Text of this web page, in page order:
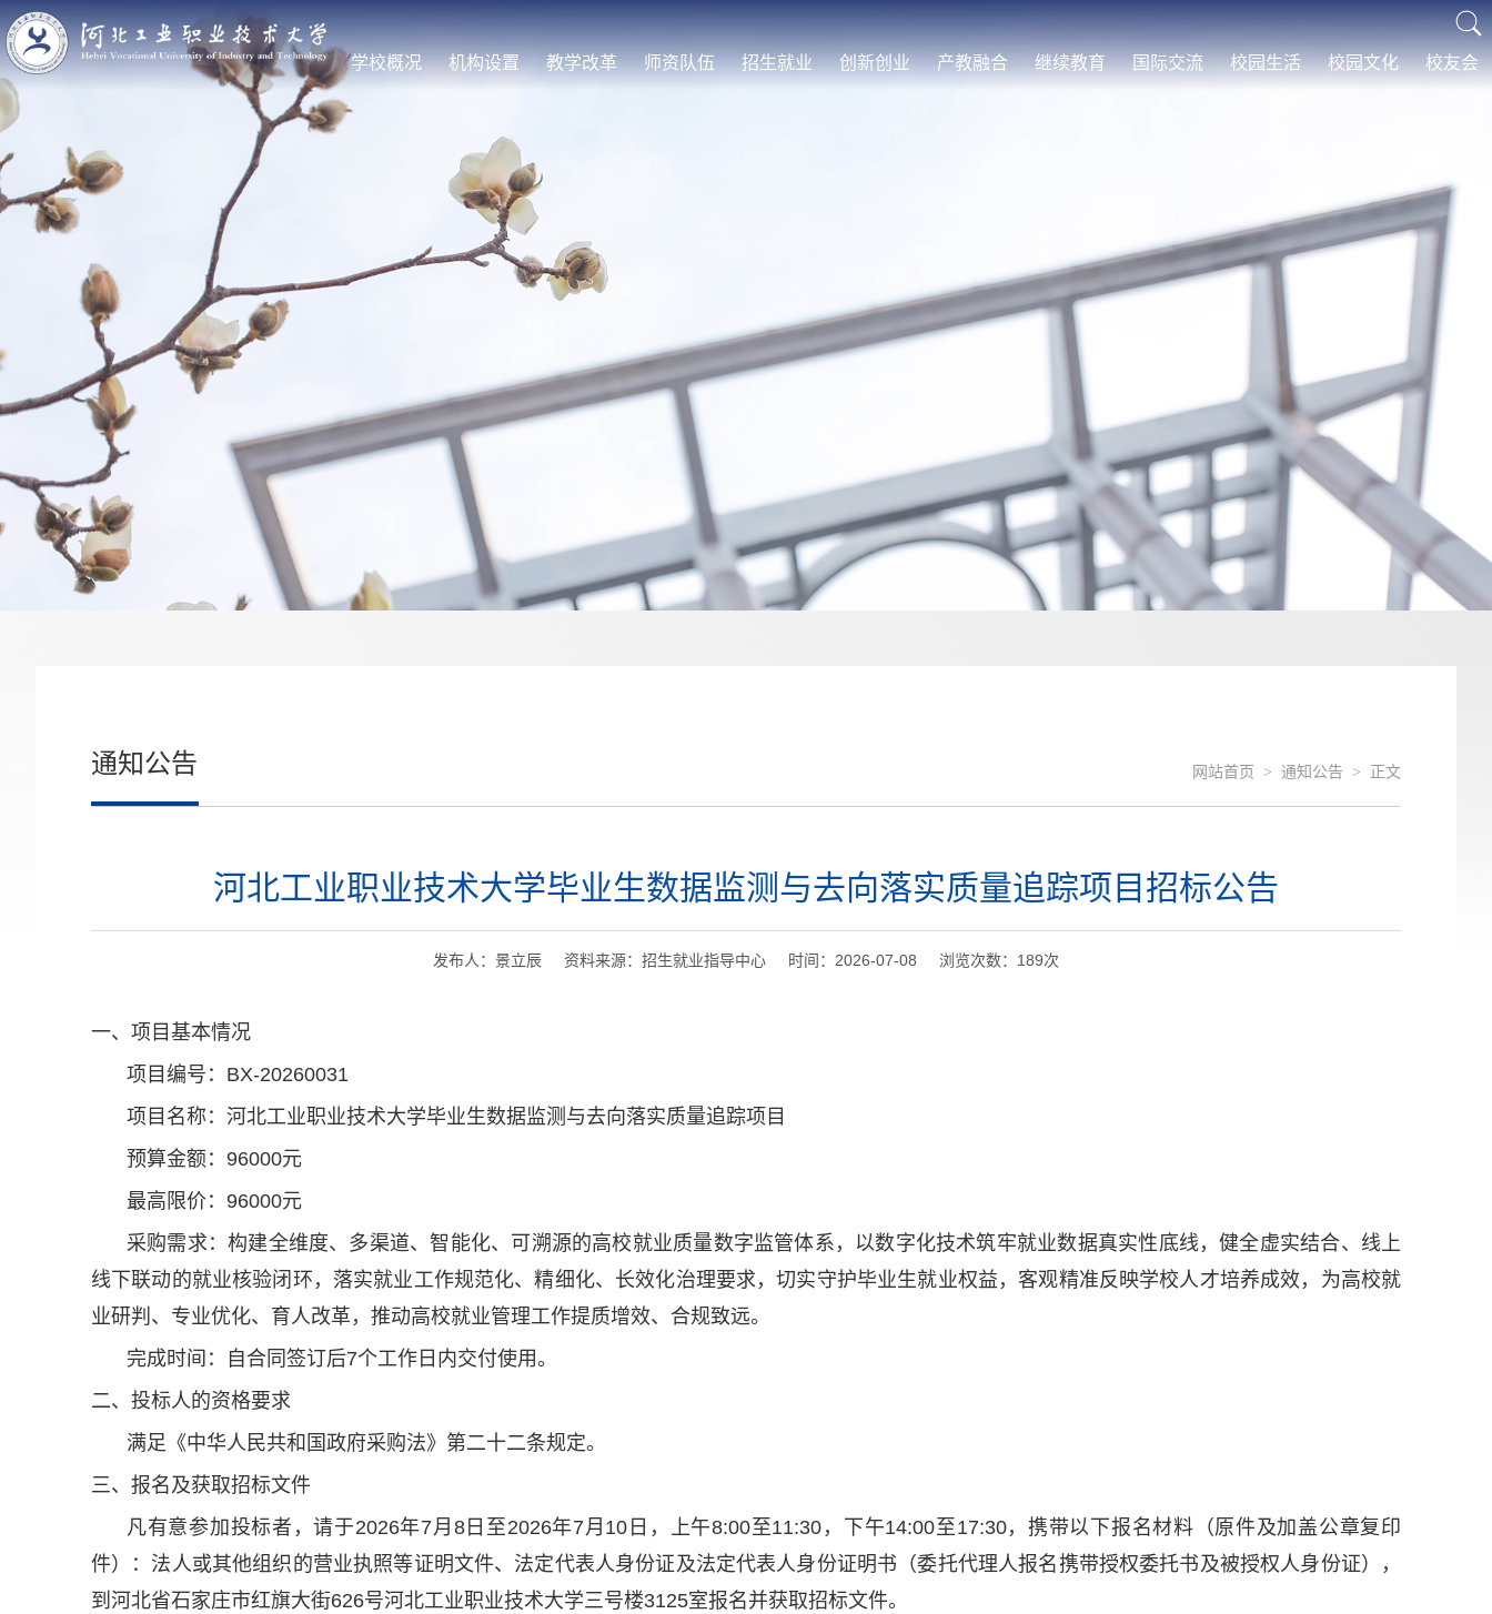
学校概况 机构设置 教学改革 师资队伍 招生就业 创新创业 产教融合 继续教育 国际交流 校园生活 校园文化 校友会
通知公告 网站首页 > 通知公告 > 正文
河北工业职业技术大学毕业生数据监测与去向落实质量追踪项目招标公告
发布人：景立辰 资料来源：招生就业指导中心 时间：2026-07-08 浏览次数： 189次
一、项目基本情况
项目编号：BX-20260031
项目名称：河北工业职业技术大学毕业生数据监测与去向落实质量追踪项目
预算金额：96000元
最高限价：96000元
采购需求：构建全维度、多渠道、智能化、可溯源的高校就业质量数字监管体系，以数字化技术筑牢就业数据真实性底线，健全虚实结合、线上
线下联动的就业核验闭环，落实就业工作规范化、精细化、长效化治理要求，切实守护毕业生就业权益，客观精准反映学校人才培养成效，为高校就
业研判、专业优化、育人改革，推动高校就业管理工作提质增效、合规致远。
完成时间：自合同签订后7个工作日内交付使用。
二、投标人的资格要求
满足《中华人民共和国政府采购法》第二十二条规定。
三、报名及获取招标文件
凡有意参加投标者，请于2026年7月8日至2026年7月10日，上午8:00至11:30，下午14:00至17:30，携带以下报名材料（原件及加盖公章复印
件）：法人或其他组织的营业执照等证明文件、法定代表人身份证及法定代表人身份证明书（委托代理人报名携带授权委托书及被授权人身份证），
到河北省石家庄市红旗大街626号河北工业职业技术大学三号楼3125室报名并获取招标文件。